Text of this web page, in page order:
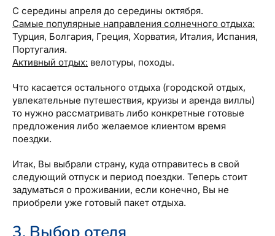
С середины апреля до середины октября.
Самые популярные направления солнечного отдыха:
Турция, Болгария, Греция, Хорватия, Италия, Испания,
Португалия.
Активный отдых: велотуры, походы.
Что касается остального отдыха (городской отдых,
увлекательные путешествия, круизы и аренда виллы)
то нужно рассматривать либо конкретные готовые
предложения либо желаемое клиентом время
поездки.
Итак, Вы выбрали страну, куда отправитесь в свой
следующий отпуск и период поездки. Теперь стоит
задуматься о проживании, если конечно, Вы не
приобрели уже готовый пакет отдыха.